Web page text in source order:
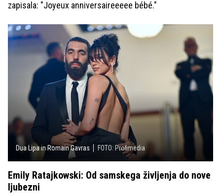
zapisala: "Joyeux anniversaireeeee bébé."
Dua Lipa in Romain Gavras FOTO: Profimedia
Emily Ratajkowski: Od samskega življenja do nove
ljubezni